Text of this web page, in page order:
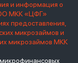
и информация о
МКК «ЦФГ»
предоставления,
микрозаймов и
микрозаймов МКК